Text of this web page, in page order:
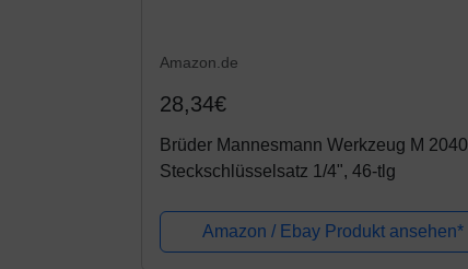
Amazon.de
28,34€
Brüder Mannesmann Werkzeug M 2040
Steckschlüsselsatz 1/4", 46-tlg
Amazon / Ebay Produkt ansehen*